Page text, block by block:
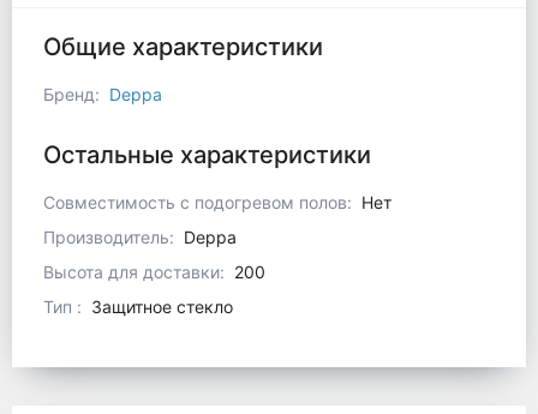
Общие характеристики
Бренд: Deppa
Остальные характеристики
Совместимость с подогревом полов: Нет
Производитель: Deppa
Высота для доставки: 200
Тип : Защитное стекло